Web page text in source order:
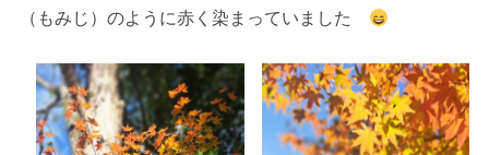
（もみじ）のように赤く染まっていました